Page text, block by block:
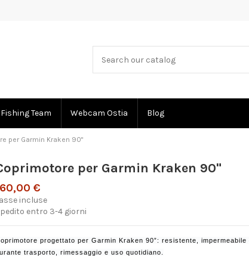
Fishing Team Webcam Ostia Blog
per Garmin Kraken 90"
per Garmin Kraken 90"
€
incluse
entro 3-4 giorni
progettato per Garmin Kraken 90”: resistente,
trasporto, rimessaggio e uso quotidiano.